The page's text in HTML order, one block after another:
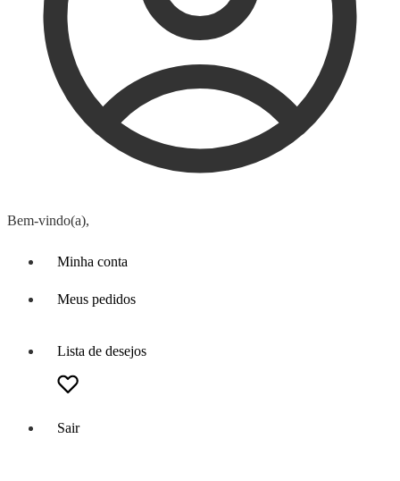
Bem-vindo(a),
Minha conta
Meus pedidos
Lista de desejos
Sair